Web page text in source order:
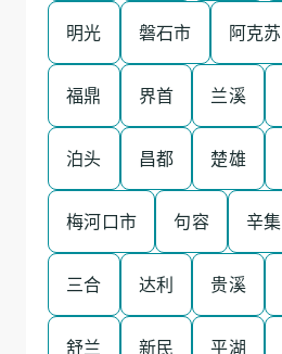
明光 磐石市 阿克苏
福鼎 界首 兰溪
泊头 昌都 楚雄
梅河口市 句容 辛集
三合 达利 贵溪
舒兰 新民 平湖